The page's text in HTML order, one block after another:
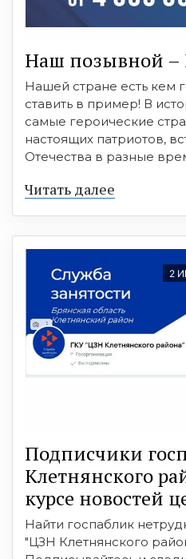
Наш позывной –
Нашей стране есть кем
ставить в пример! В
самые героические
настоящих патриотов,
Отечества в разные
Читать далее
2
Подписчики
Клетнянского
курсе новостей
Найти госпаблик
"ЦЗН Клетнянского